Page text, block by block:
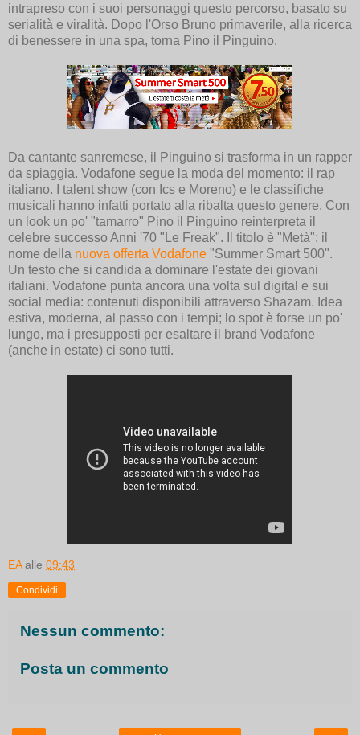
intrapreso con i suoi personaggi questo percorso, basato su
serialità e viralità. Dopo l'Orso Bruno primaverile, alla ricerca
di benessere in una spa, torna Pino il Pinguino.
Da cantante sanremese, il Pinguino si trasforma in un rapper
da spiaggia. Vodafone segue la moda del momento: il rap
italiano. I talent show (con Ics e Moreno) e le classifiche
musicali hanno infatti portato alla ribalta questo genere. Con
un look un po' "tamarro" Pino il Pinguino reinterpreta il
celebre successo Anni '70 " Le Freak". Il titolo è "Metà": il
nome della nuova offerta Vodafone "Summer Smart 500".
Un testo che si candida a dominare l'estate dei giovani
italiani. Vodafone punta ancora una volta sul digital e sui
social media: contenuti disponibili attraverso Shazam. Idea
estiva, moderna, al passo con i tempi; lo spot è forse un po'
lungo, ma i presupposti per esaltare il brand Vodafone
(anche in estate) ci sono tutti.
EA alle 09:43
Condividi
Nessun commento:
Posta un commento